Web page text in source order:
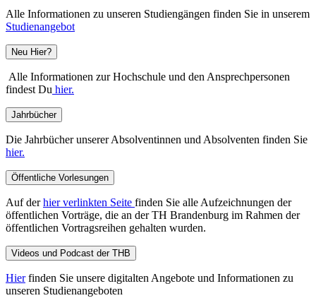
Alle Informationen zu unseren Studiengängen finden Sie in unserem
Studienangebot
Neu Hier?
Alle Informationen zur Hochschule und den Ansprechpersonen
findest Du hier.
Jahrbücher
Die Jahrbücher unserer Absolventinnen und Absolventen finden Sie
hier.
Öffentliche Vorlesungen
Auf derhier verlinkten Seite finden Sie alle Aufzeichnungen der
öffentlichen Vorträge, die an der TH Brandenburg im Rahmen der
öffentlichen Vortragsreihen gehalten wurden.
Videos und Podcast der THB
Hierfinden Sie unsere digitalten Angebote und Informationen zu
unseren Studienangeboten